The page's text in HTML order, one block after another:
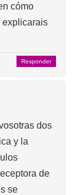
cómo
explicarais
Responder
dos
y la
de
se